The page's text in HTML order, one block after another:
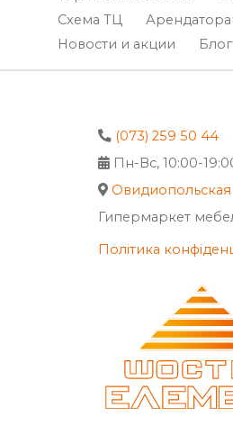
Схема ТЦ
Новости и акции
Блог
(073) 259 50 44
Пн-Вс, 10:00-
Овидиопольская
Гипермаркет
Політика